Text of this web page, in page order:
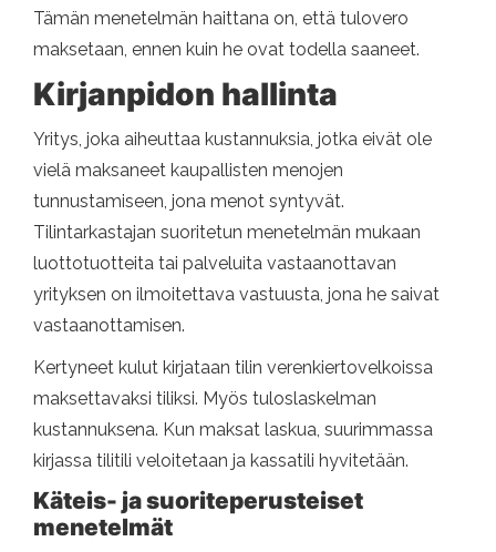
Tämän menetelmän haittana on, että tulovero
maksetaan, ennen kuin he ovat todella saaneet.
Kirjanpidon hallinta
Yritys, joka aiheuttaa kustannuksia, jotka eivät ole
vielä maksaneet kaupallisten menojen
tunnustamiseen, jona menot syntyvät.
Tilintarkastajan suoritetun menetelmän mukaan
luottotuotteita tai palveluita vastaanottavan
yrityksen on ilmoitettava vastuusta, jona he saivat
vastaanottamisen.
Kertyneet kulut kirjataan tilin verenkiertovelkoissa
maksettavaksi tiliksi. Myös tuloslaskelman
kustannuksena. Kun maksat laskua, suurimmassa
kirjassa tilitili veloitetaan ja kassatili hyvitetään.
Käteis- ja suoriteperusteiset
menetelmät